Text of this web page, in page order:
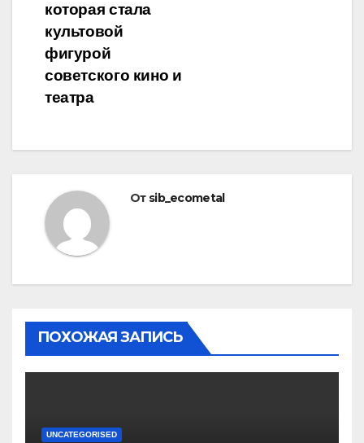
которая стала
культовой
фигурой
советского кино и
театра
От sib_ecometal
ПОХОЖАЯ ЗАПИСЬ
UNCATEGORISED